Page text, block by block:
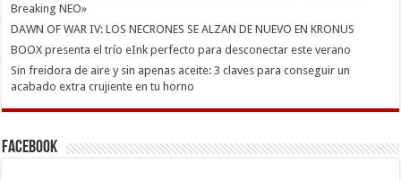
Breaking NEO»
DAWN OF WAR IV: LOS NECRONES SE ALZAN DE NUEVO EN KRONUS
BOOX presenta el trío eInk perfecto para desconectar este verano
Sin freidora de aire y sin apenas aceite: 3 claves para conseguir un
acabado extra crujiente en tu horno
Facebook